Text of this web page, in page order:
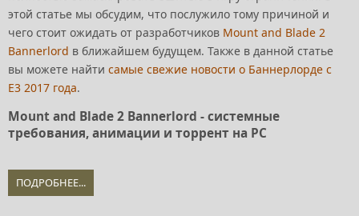
этой статье мы обсудим, что послужило тому причиной и
чего стоит ожидать от разработчиков Mount and Blade 2
Bannerlord в ближайшем будущем. Также в данной статье
вы можете найти самые свежие новости о Баннерлорде с
Е3 2017 года.
Mount and Blade 2 Bannerlord - системные
требования, анимации и торрент на PC
ПОДРОБНЕЕ...